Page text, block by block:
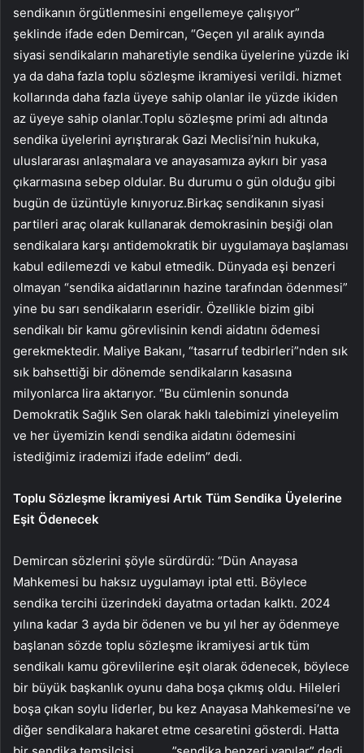
sendikanın örgütlenmesini engellemeye çalışıyor”
şeklinde ifade eden Demircan, “Geçen yıl aralık ayında
siyasi sendikaların maharetiyle sendika üyelerine yüzde iki
ya da daha fazla toplu sözleşme ikramiyesi verildi. hizmet
kollarında daha fazla üyeye sahip olanlar ile yüzde ikiden
az üyeye sahip olanlar.Toplu sözleşme primi adı altında
sendika üyelerini ayrıştırarak Gazi Meclisi’nin hukuka,
uluslararası anlaşmalara ve anayasamıza aykırı bir yasa
çıkarmasına sebep oldular. Bu durumu o gün olduğu gibi
bugün de üzüntüyle kınıyoruz.Birkaç sendikanın siyasi
partileri araç olarak kullanarak demokrasinin beşiği olan
sendikalara karşı antidemokratik bir uygulamaya başlaması
kabul edilemezdi ve kabul etmedik. Dünyada eşi benzeri
olmayan “sendika aidatlarının hazine tarafından ödenmesi”
yine bu sarı sendikaların eseridir. Özellikle bizim gibi
sendikalı bir kamu görevlisinin kendi aidatını ödemesi
gerekmektedir. Maliye Bakanı, “tasarruf tedbirleri”nden sık
sık bahsettiği bir dönemde sendikaların kasasına
milyonlarca lira aktarıyor. “Bu cümlenin sonunda
Demokratik Sağlık Sen olarak haklı talebimizi yineleyelim
ve her üyemizin kendi sendika aidatını ödemesini
istediğimiz irademizi ifade edelim” dedi.
Toplu Sözleşme İkramiyesi Artık Tüm Sendika Üyelerine
Eşit Ödenecek
Demircan sözlerini şöyle sürdürdü: “Dün Anayasa
Mahkemesi bu haksız uygulamayı iptal etti. Böylece
sendika tercihi üzerindeki dayatma ortadan kalktı. 2024
yılına kadar 3 ayda bir ödenen ve bu yıl her ay ödenmeye
başlanan sözde toplu sözleşme ikramiyesi artık tüm
sendikalı kamu görevlilerine eşit olarak ödenecek, böylece
bir büyük başkanlık oyunu daha boşa çıkmış oldu. Hileleri
boşa çıkan soylu liderler, bu kez Anayasa Mahkemesi’ne ve
diğer sendikalara hakaret etme cesaretini gösterdi. Hatta